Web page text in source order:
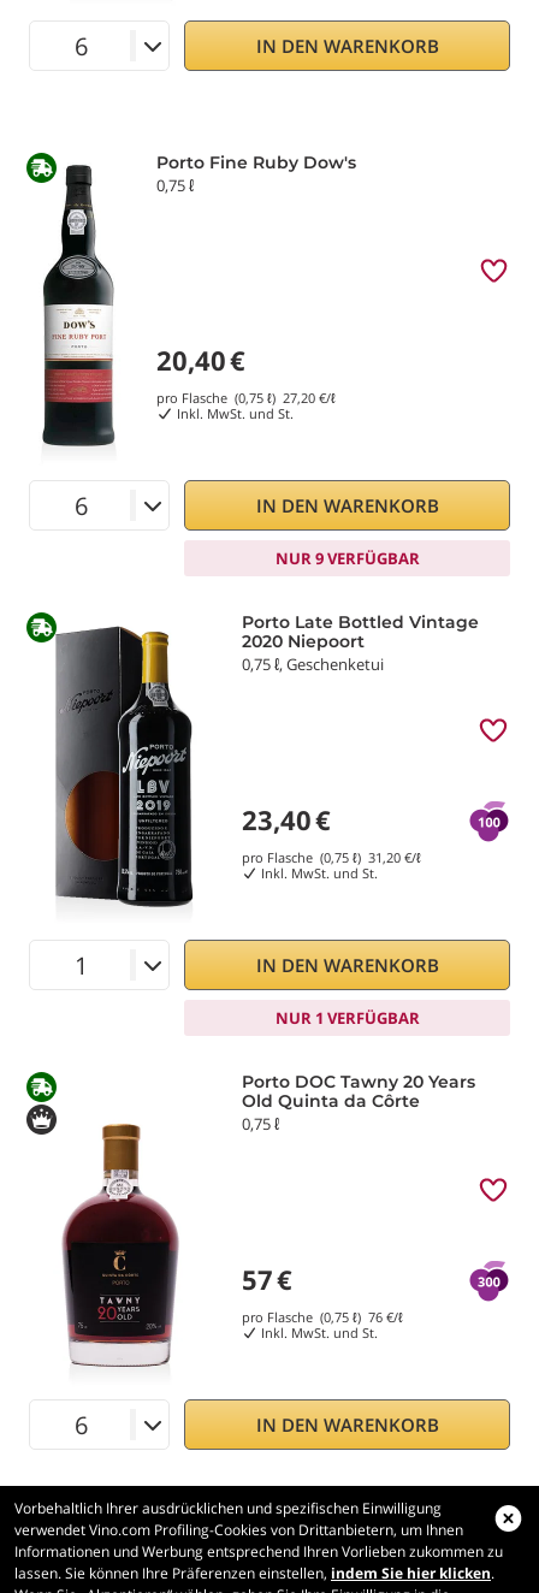
IN DEN WARENKORB
Porto Fine Ruby Dow's
0,75 ℓ
20,40€
pro Flasche (0,75 ℓ) 27,20 €/ℓ
Inkl. MwSt. und St.
IN DEN WARENKORB
NUR 9 VERFÜGBAR
Porto Late Bottled Vintage
2020 Niepoort
0,75 ℓ, Geschenketui
23,40€
pro Flasche (0,75 ℓ) 31,20€/ℓ
Inkl. MwSt. und St.
IN DEN WARENKORB
NUR 1 VERFÜGBAR
Porto DOC Tawny 20 Years
Old Quinta da Côrte
0,75 ℓ
57€
pro Flasche (0,75 ℓ) 76€/ℓ
Inkl. MwSt. und St.
IN DEN WARENKORB
Vorbehaltlich Ihrer ausdrücklichen und spezifischen Einwilligung
verwendet Vino.com Profiling-Cookies von Drittanbietern, um Ihnen
Informationen und Werbung entsprechend Ihren Vorlieben zukommen zu
lassen. Sie können Ihre Präferenzen einstellen, indem Sie hier klicken.